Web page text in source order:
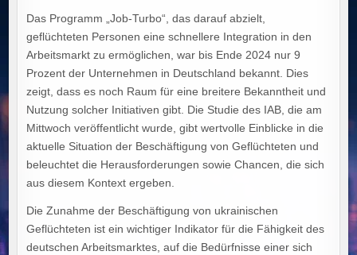
Das Programm „Job-Turbo“, das darauf abzielt,
geflüchteten Personen eine schnellere Integration in den
Arbeitsmarkt zu ermöglichen, war bis Ende 2024 nur 9
Prozent der Unternehmen in Deutschland bekannt. Dies
zeigt, dass es noch Raum für eine breitere Bekanntheit und
Nutzung solcher Initiativen gibt. Die Studie des IAB, die am
Mittwoch veröffentlicht wurde, gibt wertvolle Einblicke in die
aktuelle Situation der Beschäftigung von Geflüchteten und
beleuchtet die Herausforderungen sowie Chancen, die sich
aus diesem Kontext ergeben.
Die Zunahme der Beschäftigung von ukrainischen
Geflüchteten ist ein wichtiger Indikator für die Fähigkeit des
deutschen Arbeitsmarktes, auf die Bedürfnisse einer sich